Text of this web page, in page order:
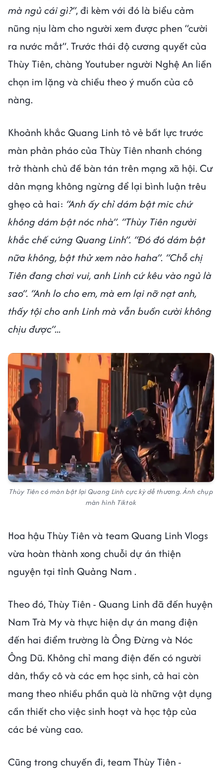
mà ngủ cái gì?”, đi kèm với đó là biểu cảm
nũng nịu làm cho người xem được phen “cười
ra nước mắt”. Trước thái độ cương quyết của
Thùy Tiên, chàng Youtuber người Nghệ An liền
chọn im lặng và chiều theo ý muốn của cô
nàng.
Khoảnh khắc Quang Linh tỏ vẻ bất lực trước
màn phản pháo của Thùy Tiên nhanh chóng
trở thành chủ đề bàn tán trên mạng xã hội. Cư
dân mạng không ngừng để lại bình luận trêu
ghẹo cả hai: “Anh ấy chỉ dám bật mic chứ
không dám bật nóc nhà”. “Thùy Tiên người
khắc chế cứng Quang Linh”. “Đó đó dám bật
nữa không, bật thử xem nào haha”. “Chỗ chị
Tiên đang chơi vui, anh Linh cứ kêu vào ngủ là
sao”. “Anh lo cho em, mà em lại nỡ nạt anh,
thấy tội cho anh Linh mà vẫn buồn cười không
chịu được”...
Thùy Tiên có màn bật lại Quang Linh cực kỳ dễ thương. Ảnh chụp
màn hình Tiktok
Hoa hậu Thùy Tiên và team Quang Linh Vlogs
vừa hoàn thành xong chuỗi dự án thiện
nguyện tại tỉnh Quảng Nam .
Theo đó, Thùy Tiên - Quang Linh đã đến huyện
Nam Trà My và thực hiện dự án mang điện
đến hai điểm trường là Ông Đừng và Nóc
Ông Dũ. Không chỉ mang điện đến có người
dân, thầy cô và các em học sinh, cả hai còn
mang theo nhiều phần quà là những vật dụng
cần thiết cho việc sinh hoạt và học tập của
các bé vùng cao.
Cũng trong chuyến đi, team Thùy Tiên -